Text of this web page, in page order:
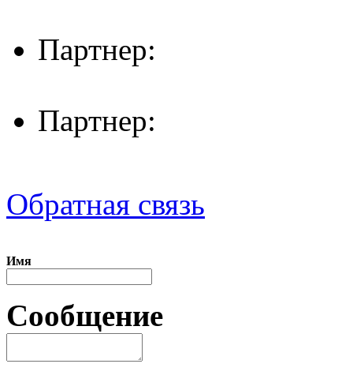
Партнер:
Партнер:
Обратная связь
Имя
Сообщение